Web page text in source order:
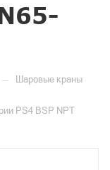
— Шаровые краны
PS4 BSP NPT